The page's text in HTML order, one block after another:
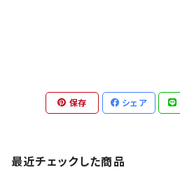
保存 シェア
最近チェックした商品